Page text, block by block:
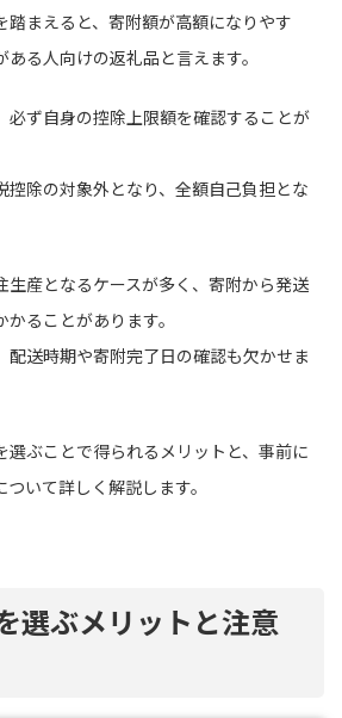
踏まえると、寄附額が高額になりやす
る人向けの返礼品と言えます。
必ず自身の控除上限額を確認することが
控除の対象外となり、全額自己負担とな
生産となるケースが多く、寄附から発送
ることがあります。
配送時期や寄附完了日の確認も欠かせま
選ぶことで得られるメリットと、事前に
いて詳しく解説します。
選ぶメリットと注意